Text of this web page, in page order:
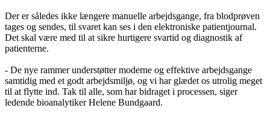
Der er således ikke længere manuelle arbejdsgange, fra blodprøven
tages og sendes, til svaret kan ses i den elektroniske patientjournal.
Det skal være med til at sikre hurtigere svartid og diagnostik af
patienterne.
- De nye rammer understøtter moderne og effektive arbejdsgange
samtidig med et godt arbejdsmiljø, og vi har glædet os utrolig meget
til at flytte ind. Tak til alle, som har bidraget i processen, siger
ledende bioanalytiker Helene Bundgaard.